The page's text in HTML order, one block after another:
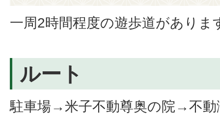
一周2時間程度の遊歩道がありま
ルート
駐車場→米子不動尊奥の院→不